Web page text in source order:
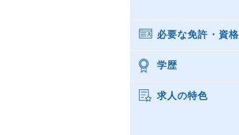
必要な免許・資格
学歴
求人の特色